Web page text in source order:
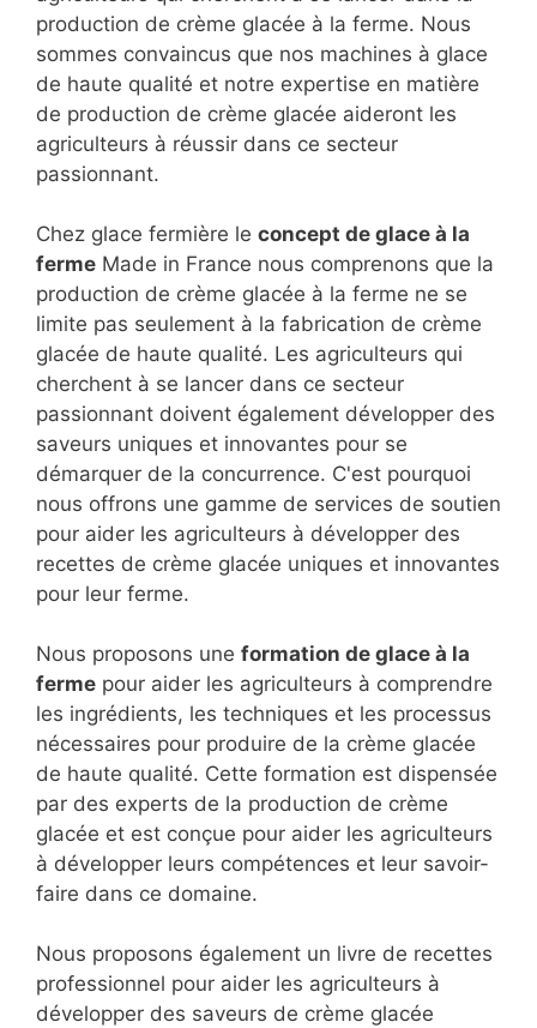
production de crème glacée à la ferme. Nous
sommes convaincus que nos machines à glace
de haute qualité et notre expertise en matière
de production de crème glacée aideront les
agriculteurs à réussir dans ce secteur
passionnant.
Chez glace fermière le concept de glace à la
ferme Made in France nous comprenons que la
production de crème glacée à la ferme ne se
limite pas seulement à la fabrication de crème
glacée de haute qualité. Les agriculteurs qui
cherchent à se lancer dans ce secteur
passionnant doivent également développer des
saveurs uniques et innovantes pour se
démarquer de la concurrence. C'est pourquoi
nous offrons une gamme de services de soutien
pour aider les agriculteurs à développer des
recettes de crème glacée uniques et innovantes
pour leur ferme.
Nous proposons une formation de glace à la
ferme pour aider les agriculteurs à comprendre
les ingrédients, les techniques et les processus
nécessaires pour produire de la crème glacée
de haute qualité. Cette formation est dispensée
par des experts de la production de crème
glacée et est conçue pour aider les agriculteurs
à développer leurs compétences et leur savoir-
faire dans ce domaine.
Nous proposons également un livre de recettes
professionnel pour aider les agriculteurs à
développer des saveurs de crème glacée